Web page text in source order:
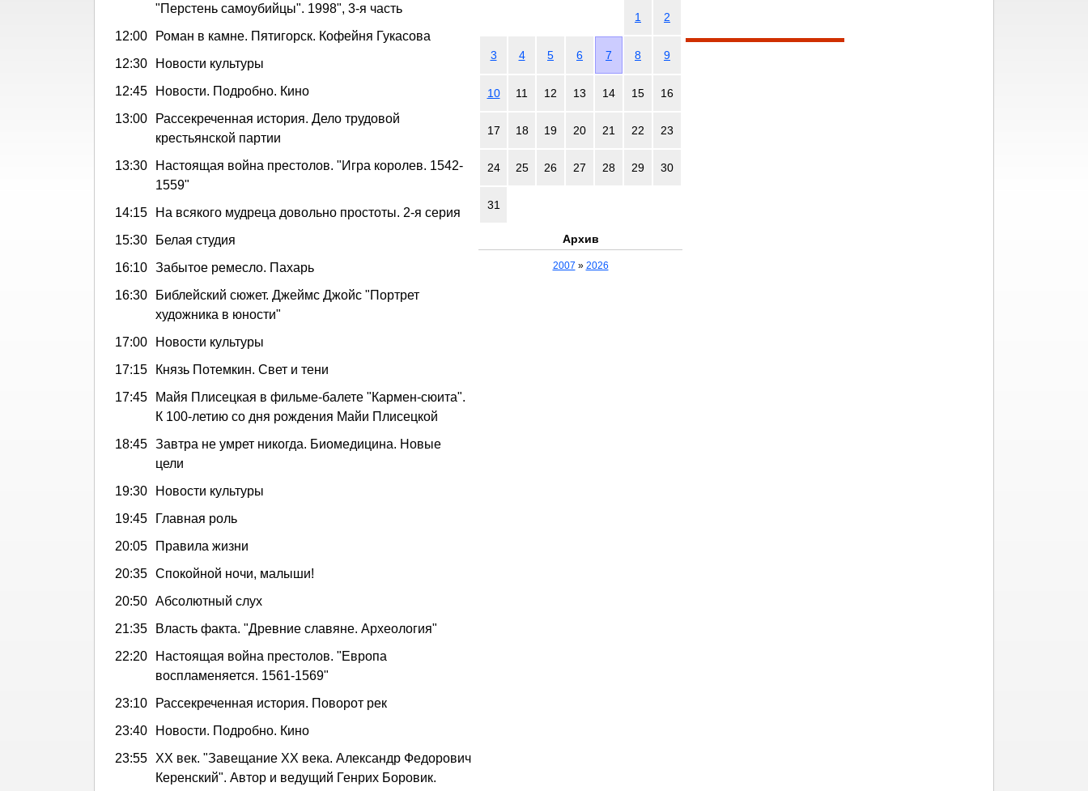
"Перстень самоубийцы". 1998", 3-я часть
12:00
Роман в камне. Пятигорск. Кофейня Гукасова
12:30
Новости культуры
12:45
Новости. Подробно. Кино
13:00
Рассекреченная история. Дело трудовой
крестьянской партии
13:30
Настоящая война престолов. "Игра королев. 1542-
1559"
14:15
На всякого мудреца довольно простоты. 2-я серия
15:30
Белая студия
16:10 Забытое ремесло. Пахарь
16:30
Библейский сюжет. Джеймс Джойс "Портрет
художника в юности"
17:00
Новости культуры
17:15
Князь Потемкин. Свет и тени
17:45
Майя Плисецкая в фильме-балете "Кармен-сюита".
К 100-летию со дня рождения Майи Плисецкой
18:45 Завтра не умрет никогда. Биомедицина. Новые
цели
19:30
Новости культуры
19:45
Главная роль
20:05
Правила жизни
20:35 Спокойной ночи, малыши!
20:50 Абсолютный слух
21:35
Власть факта. "Древние славяне. Археология"
22:20
Настоящая война престолов. "Европа
воспламеняется. 1561-1569"
23:10
Рассекреченная история. Поворот рек
23:40
Новости. Подробно. Кино
23:55
ХХ век. "Завещание ХХ века. Александр Федорович
Керенский". Автор и ведущий Генрих Боровик.
1 2
3 4 5 6 7 8 9
10 11 12 13 14 15 16
17 18 19 20 21 22 23
24 25 26 27 28 29 30
31
Архив
2007 » 2026